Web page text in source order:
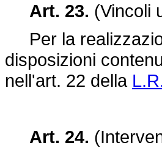
Art. 23. (Vincoli
Per la
disposizioni
nell'art. 22 della
Art. 24.